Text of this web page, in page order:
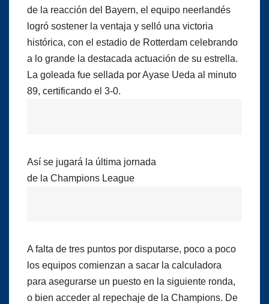
de la reacción del Bayern, el equipo neerlandés
logró sostener la ventaja y selló una victoria
histórica, con el estadio de Rotterdam celebrando
a lo grande la destacada actuación de su estrella.
La goleada fue sellada por Ayase Ueda al minuto
89, certificando el 3-0.
Así se jugará la última jornada
de la Champions League
A falta de tres puntos por disputarse, poco a poco
los equipos comienzan a sacar la calculadora
para asegurarse un puesto en la siguiente ronda,
o bien acceder al repechaje de la Champions. De